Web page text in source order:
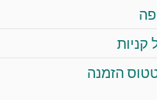
קניות
הזמנה